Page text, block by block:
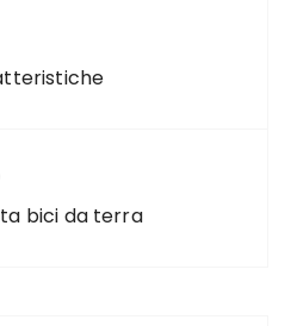
bici da terra